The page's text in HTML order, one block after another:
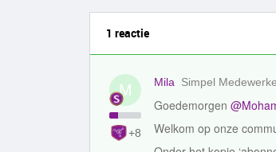
1 reactie
M
+8
Mila Simpel
Goedemorgen
Welkom op onze